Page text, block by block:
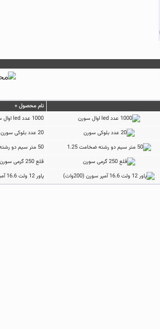
نام محصول +
1000 عدد led اوال سورن
20 عدد بلوکی سورن
50 متر سیم دو رشته ضخامت 1.25
قلع 250 گرمی سورن
پاور 12 ولت 16.6 آمپر سورن (200وات)